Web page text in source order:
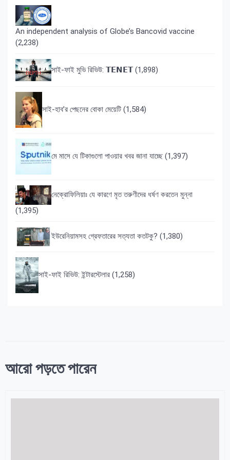
An independent analysis of Globe’s Bancovid vaccine
(2,238)
সাই-ফাই মুভি রিভিউ: 𝗧𝗘𝗡𝗘𝗧 (1,898)
সাই-হাব’র পেছনের বোকা মেয়েটি (1,584)
মে মাসে যে টিকাগুলো পাওয়ার খবর জানা যাচ্ছে (1,397)
নেক্রোফিলিয়াঃ যে কারণে মৃত তরুণীদের ধর্ষণ করতেন মুন্না
(1,395)
ইউরেনিয়ামসহ গ্রেফতারের সত্যতা কতটকু? (1,380)
সাই-ফাই রিভিউ: ইন্টারস্টেলার (1,258)
আরো পড়তে পারেন